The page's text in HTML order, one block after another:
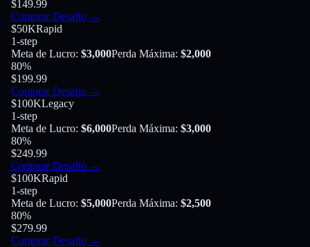
$149.99
Comprar Desafio →
$50KRapid
1-step
Meta de Lucro: $3,000Perda Máxima: $2,000
80%
$199.99
Comprar Desafio →
$100KLegacy
1-step
Meta de Lucro: $6,000Perda Máxima: $3,000
80%
$249.99
Comprar Desafio →
$100KRapid
1-step
Meta de Lucro: $5,000Perda Máxima: $2,500
80%
$279.99
Comprar Desafio →